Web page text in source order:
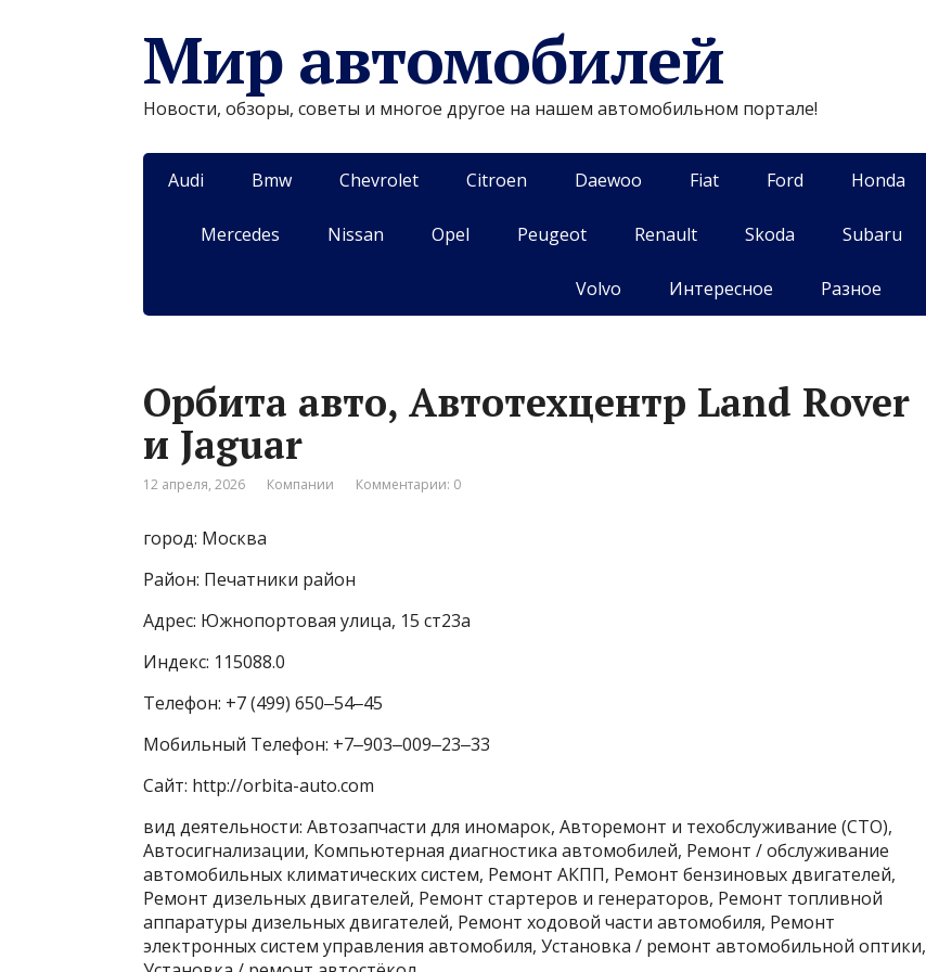
Мир автомобилей
Новости, обзоры, советы и многое другое на нашем автомобильном портале!
Audi Bmw Chevrolet Citroen Daewoo Fiat Ford Honda
Mercedes Nissan Opel Peugeot Renault Skoda Subaru
Volvo Интересное Разное
Орбита авто, Автотехцентр Land Rover
и Jaguar
12 апреля, 2026 Компании Комментарии: 0
город: Москва
Район: Печатники район
Адрес: Южнопортовая улица, 15 ст23а
Индекс: 115088.0
Телефон: +7 (499) 650‒54‒45
Мобильный Телефон: +7‒903‒009‒23‒33
Сайт: http://orbita-auto.com
вид деятельности: Автозапчасти для иномарок, Авторемонт и техобслуживание (СТО),
Автосигнализации, Компьютерная диагностика автомобилей, Ремонт / обслуживание
автомобильных климатических систем, Ремонт АКПП, Ремонт бензиновых двигателей,
Ремонт дизельных двигателей, Ремонт стартеров и генераторов, Ремонт топливной
аппаратуры дизельных двигателей, Ремонт ходовой части автомобиля, Ремонт
электронных систем управления автомобиля, Установка / ремонт автомобильной оптики,